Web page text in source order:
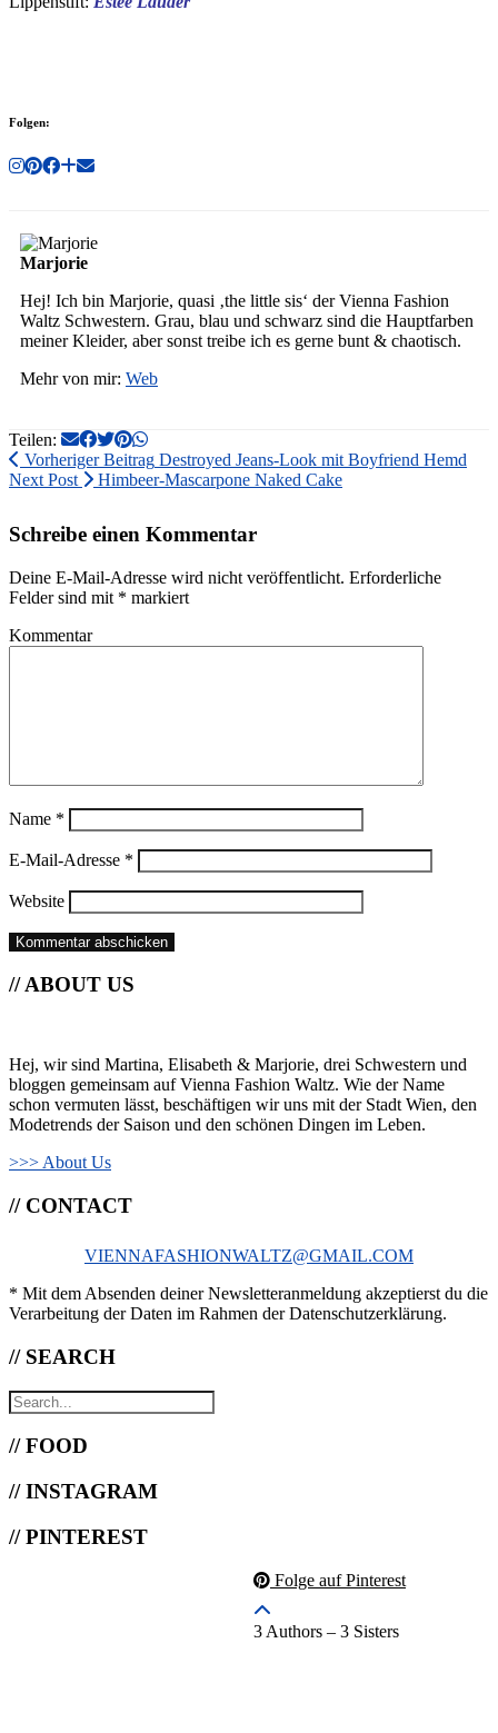
Folgen:
Marjorie
Hej! Ich bin Marjorie, quasi ‚the little sis‘ der Vienna Fashion
Waltz Schwestern. Grau, blau und schwarz sind die Hauptfarben
meiner Kleider, aber sonst treibe ich es gerne bunt & chaotisch.
Mehr von mir: Web
Teilen:
Vorheriger Beitrag Destroyed Jeans-Look mit Boyfriend Hemd
Next Post
Himbeer-Mascarpone Naked Cake
Schreibe einen Kommentar
Deine E-Mail-Adresse wird nicht veröffentlicht. Erforderliche
Felder sind mit * markiert
Kommentar
Name *
E-Mail-Adresse *
Website
// ABOUT US
Hej, wir sind Martina, Elisabeth & Marjorie, drei Schwestern und
bloggen gemeinsam auf Vienna Fashion Waltz. Wie der Name
schon vermuten lässt, beschäftigen wir uns mit der Stadt Wien, den
Modetrends der Saison und den schönen Dingen im Leben.
>>> About Us
// CONTACT
VIENNAFASHIONWALTZ@GMAIL.COM
* Mit dem Absenden deiner Newsletteranmeldung akzeptierst du die
Verarbeitung der Daten im Rahmen der Datenschutzerklärung.
// SEARCH
// FOOD
// INSTAGRAM
// PINTEREST
Folge auf Pinterest
3 Authors – 3 Sisters